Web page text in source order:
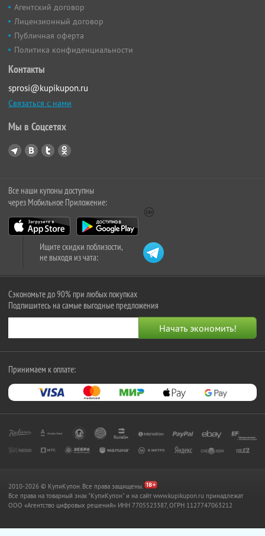
Агентский договор
Лицензионный договор
Публичная оферта
Политика конфиденциальности
Контакты
sprosi@kupikupon.ru
Связаться с нами
Мы в Соцсетях
Все наши купоны доступны
через Мобильное Приложение:
Ищите скидки поблизости,
не выходя из чата:
Сэкономьте до 90% при любых покупках
Подпишитесь на самые выгодные предложения
Принимаем к оплате:
2010-2026 © КупиКупон. Все права защищены.
Все права на товарный знак "КупиКупон" и на сайт www.kupikupon.ru принадлежат
OOO «Агентство цифровых решений» ИНН 7705523387, ОГРН 1127747063212